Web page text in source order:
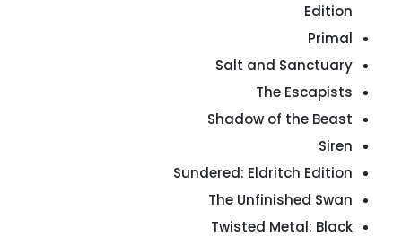
Edition
Primal
Salt and Sanctuary
The Escapists
Shadow of the Beast
Siren
Sundered: Eldritch Edition
The Unfinished Swan
Twisted Metal: Black